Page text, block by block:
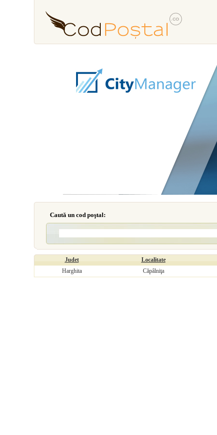
Caută un cod poştal:
Judet
Localitate
Harghita
Căpâlniţa